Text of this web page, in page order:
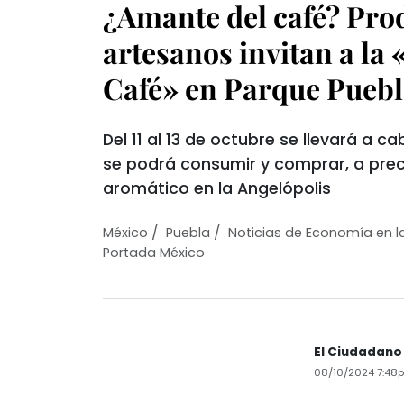
¿Amante del café?
artesanos invitan a la
Café» en Parque
Del 11 al 13 de octubre se llevará a
se podrá consumir y comprar, a
aromático en la Angelópolis
México / Puebla / Noticias de Economía en
Portada México
El
08/10/2024